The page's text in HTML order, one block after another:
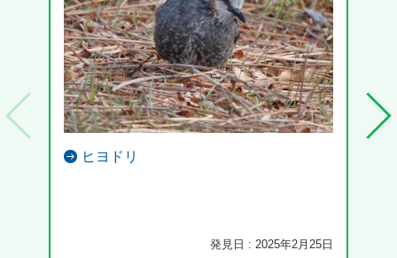
ヒヨドリ
発見日 : 2025年2月25日